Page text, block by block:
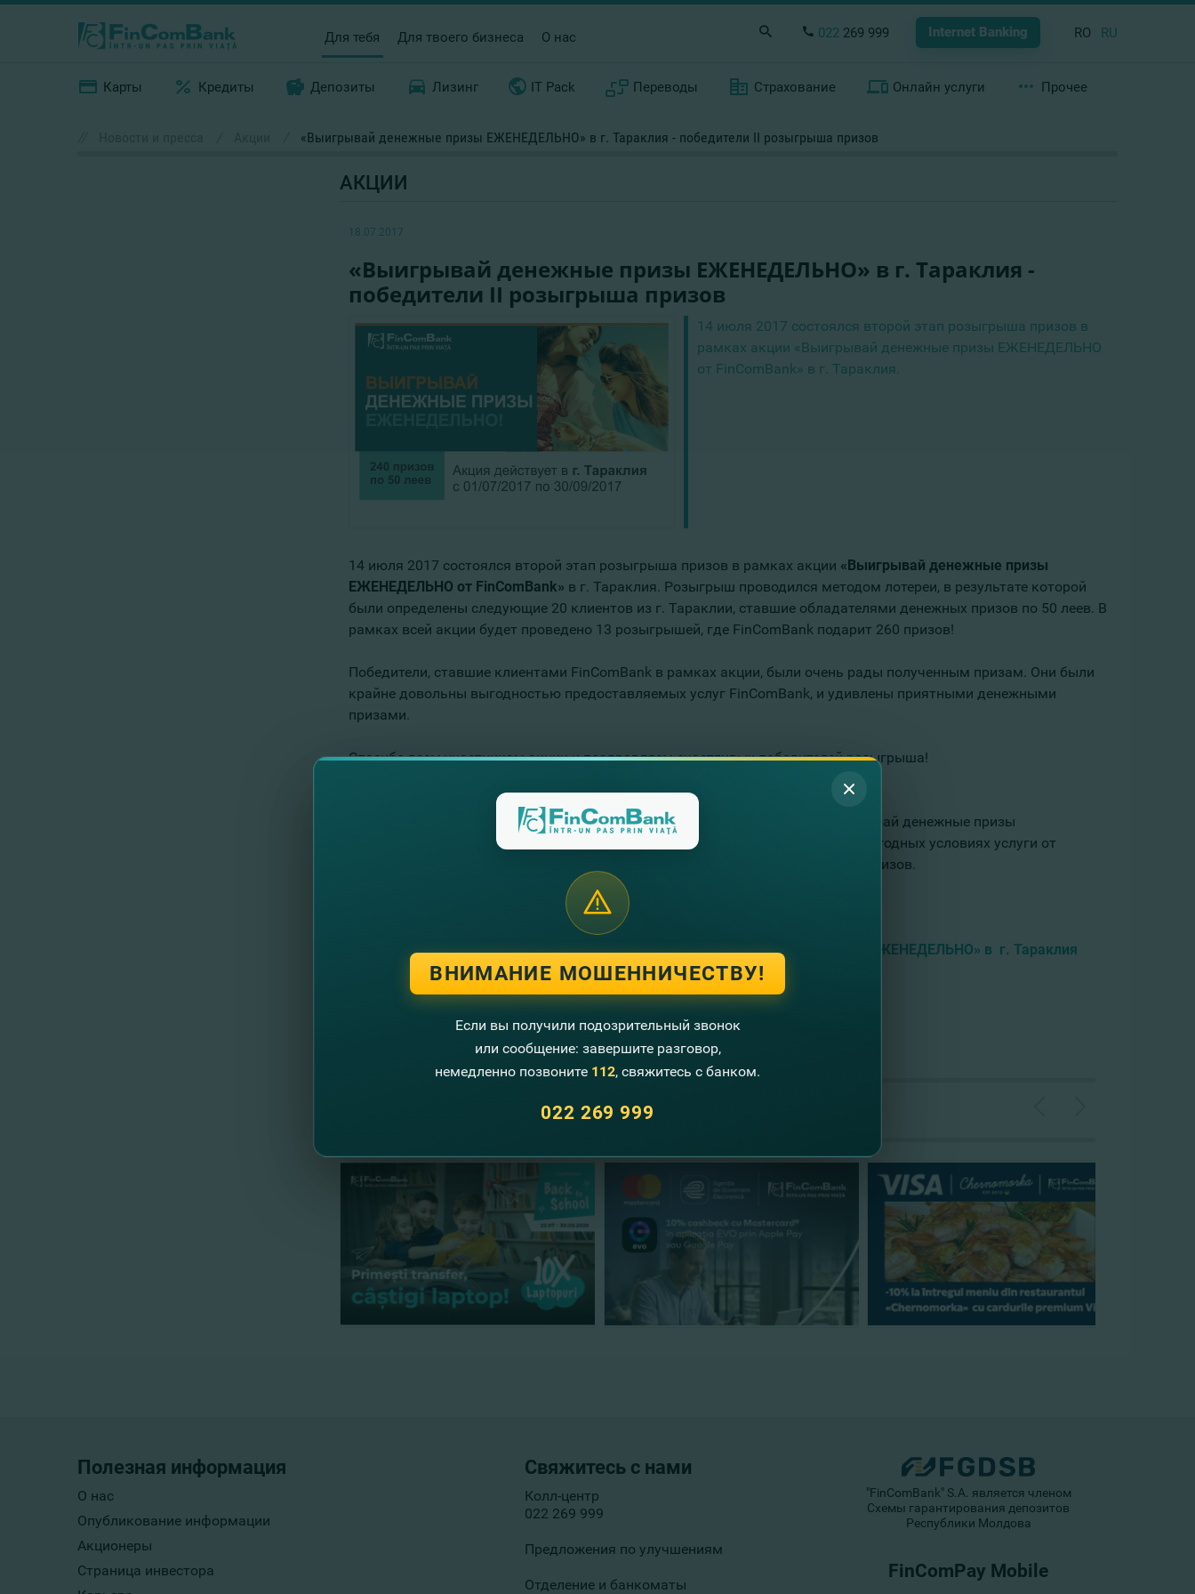
Для тебя Для твоего бизнеса О нас 022 269 999 Internet Banking RO RU
Карты Кредиты Депозиты Лизинг IT Pack Переводы Страхование Онлайн услуги Прочее
«Выигрывай денежные призы ЕЖЕНЕДЕЛЬНО» в г. Тараклия - победители II розыгрыша призов
АКЦИИ
18.07.2017
«Выигрывай денежные призы ЕЖЕНЕДЕЛЬНО» в г. Тараклия -
победители II розыгрыша призов
14 июля 2017 состоялся второй этап розыгрыша призов в
рамках акции «Выигрывай денежные призы ЕЖЕНЕДЕЛЬНО
от FinComBank» в г. Тараклия.
14 июля 2017 состоялся второй этап розыгрыша призов в рамках акции «Выигрывай денежные призы
ЕЖЕНЕДЕЛЬНО от FinComBank» в г. Тараклия. Розыгрыш проводился методом лотереи, в результате которой
были определены следующие 20 клиентов из г. Тараклии, ставшие обладателями денежных призов по 50 леев. В
рамках всей акции будет проведено 13 розыгрышей, где FinComBank подарит 260 призов!
Победители, ставшие клиентами FinComBank в рамках акции, были очень рады полученным призам. Они были
крайне довольны выгодностью предоставляемых услуг FinComBank, и удивлены приятными денежными
призами.
Спасибо всем участникам акции и поздравляем счастливых победителей розыгрыша!
Напомним, что 1 июля в FinComBank стартовала акция в г. Тараклия «Выигрывай денежные призы
ЕЖЕНЕДЕЛЬНО», в рамках которой все физические лица, оформляющие на выгодных условиях услуги от
FinComBank, становятся участниками еженедельного розыгрыша денежных призов.
Следующий розыгрыш состоится 21 июля 2017.
Смотрите список вторых победителей акции «Выигрывай денежные призы ЕЖЕНЕДЕЛЬНО» в г. Тараклия
Читать полные условия акции и регламент
Другие новости
Полезная информация
О нас
Опубликование информации
Акционеры
Страница инвестора
Свяжитесь с нами
Колл-центр
022 269 999
Предложения по улучшениям
Отделение и банкоматы
"FinComBank" S.A. является членом
Схемы гарантирования депозитов
Республики Молдова
FinComPay Mobile
ВНИМАНИЕ МОШЕННИЧЕСТВУ!
Если вы получили подозрительный звонок
или сообщение: завершите разговор,
немедленно позвоните 112, свяжитесь с банком.
022 269 999